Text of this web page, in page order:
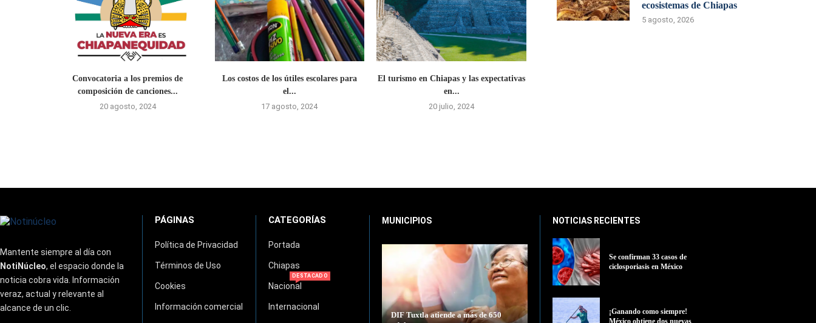
Convocatoria a los premios de
composición de canciones...
20 agosto, 2024
Los costos de los útiles escolares para
el...
17 agosto, 2024
El turismo en Chiapas y las expectativas
en...
20 julio, 2024
ecosistemas de Chiapas
5 agosto, 2026
Mantente siempre al día con
NotiNúcleo, el espacio donde la
noticia cobra vida. Información
veraz, actual y relevante al
alcance de un clic.
PÁGINAS
Política de Privacidad
Términos de Uso
Cookies
Información comercial
CATEGORÍAS
Portada
Chiapas
Nacional
DESTACADO
Internacional
MUNICIPIOS
DIF Tuxtla atiende a más de 650
NOTICIAS RECIENTES
Se confirman 33 casos de
ciclosporiasis en México
¡Ganando como siempre!
México obtiene dos nuevas